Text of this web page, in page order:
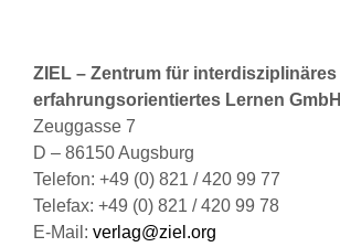
ZIEL – Zentrum für interdisziplinäres
erfahrungsorientiertes Lernen GmbH
Zeuggasse 7
D – 86150 Augsburg
Telefon: +49 (0) 821 / 420 99 77
Telefax: +49 (0) 821 / 420 99 78
E-Mail: verlag@ziel.org